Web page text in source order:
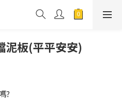
泥板(平平安安)
?